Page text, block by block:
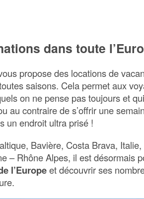
dans toute
propose des locations de
saisons. Cela permet aux
on ne pense pas toujours et
au contraire de s’offrir une
un endroit ultra prisé !
Bavière, Costa Brava,
– Rhône Alpes, il est désormais
l’Europeet découvrir ses